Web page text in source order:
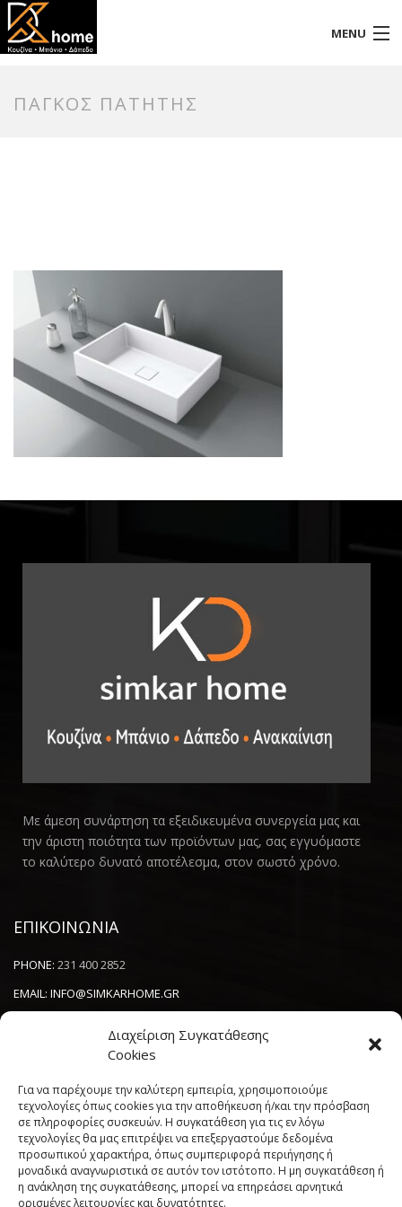
Διαχείριση Συγκατάθεσης
Cookies
Για να παρέχουμε την καλύτερη εμπειρία, χρησιμοποιούμε
τεχνολογίες όπως cookies για την αποθήκευση ή/και την πρόσβαση
σε πληροφορίες συσκευών. Η συγκατάθεση για τις εν λόγω
τεχνολογίες θα μας επιτρέψει να επεξεργαστούμε δεδομένα
προσωπικού χαρακτήρα, όπως συμπεριφορά περιήγησης ή
μοναδικά αναγνωριστικά σε αυτόν τον ιστότοπο. Η μη συγκατάθεση ή
η ανάκληση της συγκατάθεσης, μπορεί να επηρεάσει αρνητικά
ορισμένες λειτουργίες και δυνατότητες.
MENU
ΠΑΓΚΟΣ ΠΑΤΗΤΗΣ
Με άμεση συνάρτηση τα εξειδικευμένα συνεργεία μας και
την άριστη ποιότητα των προϊόντων μας, σας εγγυόμαστε
το καλύτερο δυνατό αποτέλεσμα, στον σωστό χρόνο.
ΕΠΙΚΟΙΝΩΝΙΑ
PHONE: 231 400 2852
EMAIL: INFO@SIMKARHOME.GR
NEWSLETTER
----------------------